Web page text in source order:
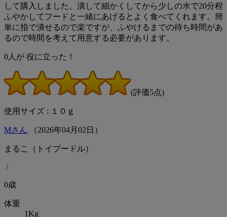
して購入しました。潰して細かくしてから少しの水で20分程
ふやかしてフードと一緒にあげるとよく食べてくれます。簡
単に指で潰せるので楽ですが、ふやけるまでの待ち時間があ
るので時間を考えて用意する必要があります。
0 人が 役に立った！
(評価5点)
使用サイズ : １０ｇ
Mさん （2026年04月 02 日）
まるこ（トイプードル）
/
0歳
体重
1Kg